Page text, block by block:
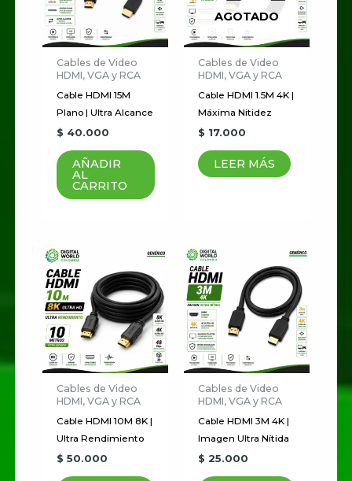
Cables de Video
HDMI, VGA y RCA
Cable HDMI 15M
Plano | Ultra Alcance
$ 40.000
AÑADIR
AL
CARRITO
AGOTADO
Cables de Video
HDMI, VGA y RCA
Cable HDMI 1.5M 4K |
Máxima Nitidez
$ 17.000
LEER MÁS
Cables de Video
HDMI, VGA y RCA
Cable HDMI 10M 8K |
Ultra Rendimiento
$ 50.000
Cables de Video
HDMI, VGA y RCA
Cable HDMI 3M 4K |
Imagen Ultra Nítida
$ 25.000